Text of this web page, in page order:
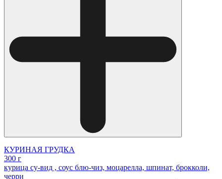
КУРИНАЯ ГРУДКА
300 г
курица су-вид , соус блю-чиз, моцарелла, шпинат, брокколи,
черри